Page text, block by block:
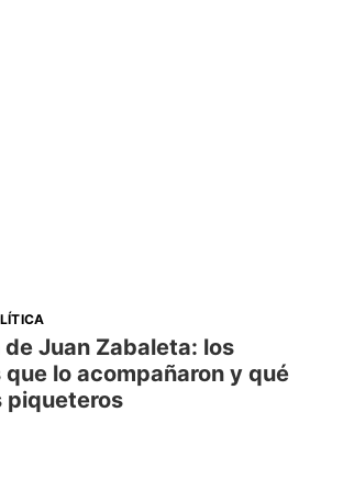
de Juan Zabaleta: los
lo acompañaron y qué
piqueteros